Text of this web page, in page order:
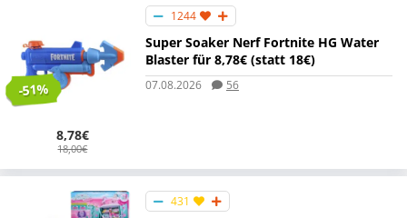
-51%
8,78€
18,00€
1244
Super Soaker Nerf Fortnite HG Water
Blaster für 8,78€ (statt 18€)
07.08.2026 56
431